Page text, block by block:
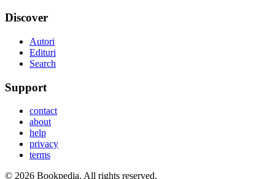
Discover
Autori
Edituri
Search
Support
contact
about
help
privacy
terms
© 2026 Bookpedia. All rights reserved.